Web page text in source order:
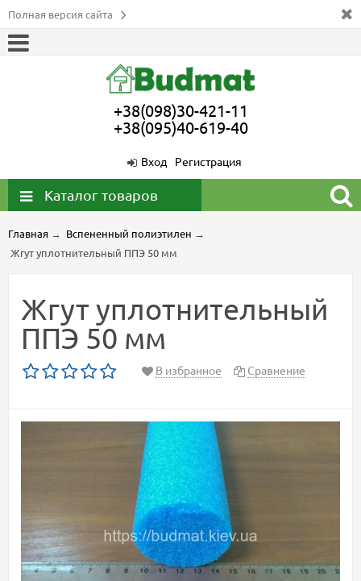
Полная версия сайта
+38(098)30-421-11
+38(095)40-619-40
Вход Регистрация
Каталог товаров
Главная → Вспененный полиэтилен →
Жгут уплотнительный ППЭ 50 мм
Жгут уплотнительный
ППЭ 50 мм
В избранное Сравнение